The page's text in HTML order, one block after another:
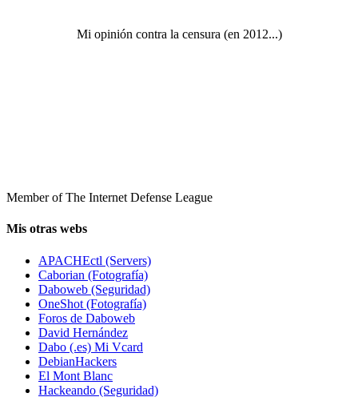
Mi opinión contra la censura (en 2012...)
Member of The Internet Defense League
Mis otras webs
APACHEctl (Servers)
Caborian (Fotografía)
Daboweb (Seguridad)
OneShot (Fotografía)
Foros de Daboweb
David Hernández
Dabo (.es) Mi Vcard
DebianHackers
El Mont Blanc
Hackeando (Seguridad)